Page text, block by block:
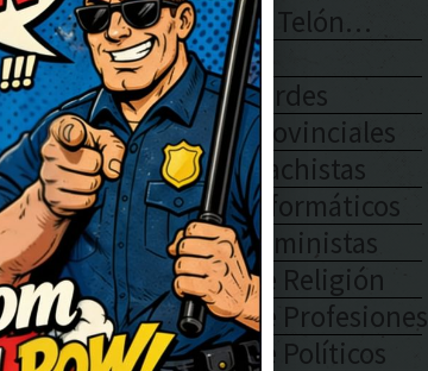
Se Abre El Telón…
Enlaces
Chistes Verdes
Chistes Provinciales
Chistes Machistas
Chistes Informáticos
Chistes Feministas
Chistes De Religión
Chistes De Profesiones
Chistes De Políticos